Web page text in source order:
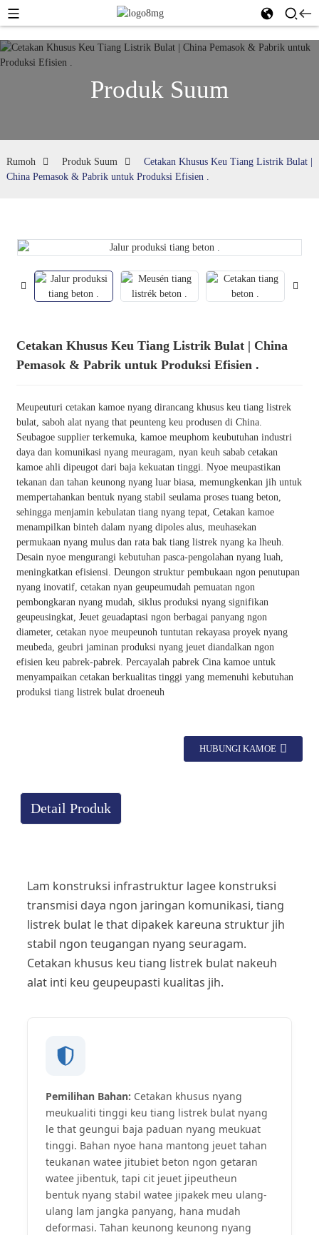
Produk Suum
Rumoh Produk Suum
Cetakan Khusus Keu Tiang Listrik Bulat |
China Pemasok & Pabrik untuk Produksi Efisien .
Cetakan Khusus Keu Tiang Listrik Bulat | China
Pemasok & Pabrik untuk Produksi Efisien .
Meupeuturi cetakan kamoe nyang dirancang khusus keu tiang listrek
bulat, saboh alat nyang that peunteng keu produsen di China.
Seubagoe supplier terkemuka, kamoe meuphom keubutuhan industri
daya dan komunikasi nyang meuragam, nyan keuh sabab cetakan
kamoe ahli dipeugot dari baja kekuatan tinggi. Nyoe meupastikan
tekanan dan tahan keunong nyang luar biasa, memungkenkan jih untuk
mempertahankan bentuk nyang stabil seulama proses tuang beton,
sehingga menjamin kebulatan tiang nyang tepat, Cetakan kamoe
menampilkan binteh dalam nyang dipoles alus, meuhasekan
permukaan nyang mulus dan rata bak tiang listrek nyang ka lheuh.
Desain nyoe mengurangi kebutuhan pasca-pengolahan nyang luah,
meningkatkan efisiensi. Deungon struktur pembukaan ngon penutupan
nyang inovatif, cetakan nyan geupeumudah pemuatan ngon
pembongkaran nyang mudah, siklus produksi nyang signifikan
geupeusingkat, Jeuet geuadaptasi ngon berbagai panyang ngon
diameter, cetakan nyoe meupeunoh tuntutan rekayasa proyek nyang
meubeda, geubri jaminan produksi nyang jeuet diandalkan ngon
efisien keu pabrek-pabrek. Percayalah pabrek Cina kamoe untuk
menyampaikan cetakan berkualitas tinggi yang memenuhi kebutuhan
produksi tiang listrek bulat droeneuh
HUBUNGI KAMOE
Detail Produk
Lam konstruksi infrastruktur lagee konstruksi
transmisi daya ngon jaringan komunikasi, tiang
listrek bulat le that dipakek kareuna struktur jih
stabil ngon teugangan nyang seuragam.
Cetakan khusus keu tiang listrek bulat nakeuh
alat inti keu geupeupasti kualitas jih.
Pemilihan Bahan: Cetakan khusus nyang
meukualiti tinggi keu tiang listrek bulat nyang
le that geungui baja paduan nyang meukuat
tinggi. Bahan nyoe hana mantong jeuet tahan
teukanan watee jitubiet beton ngon getaran
watee jibentuk, tapi cit jeuet jipeutheun
bentuk nyang stabil watee jipakek meu ulang-
ulang lam jangka panyang, hana mudah
deformasi. Tahan keunong keunong nyang